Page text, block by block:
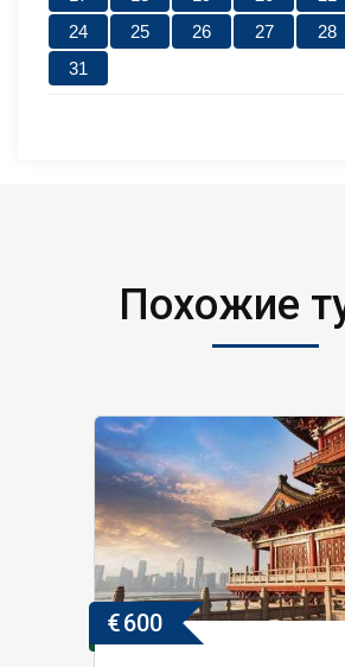
24
25 26 27 28
31
Похожие
€600